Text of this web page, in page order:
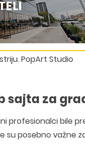
PopArt Studio
sajta za
profesionalci bile
su posebno važne